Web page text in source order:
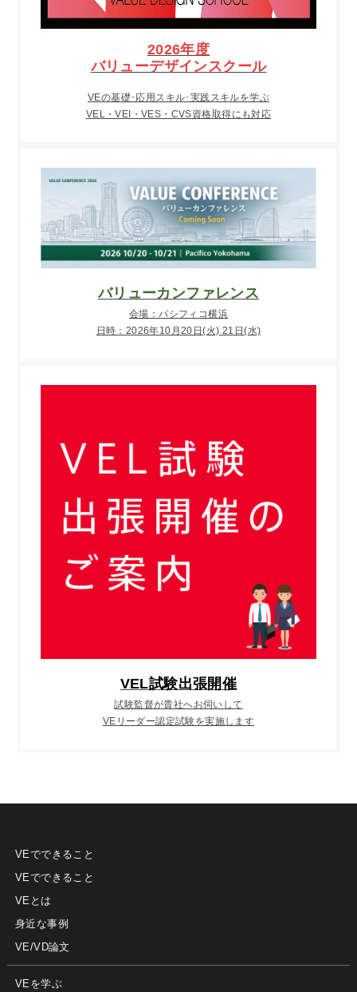
2026年度
バリューデザインスクール
VEの基礎･応用スキル･実践スキルを学ぶ
VEL・VEI・VES・CVS資格取得にも対応
バリューカンファレンス
会場：パシフィコ横浜
日時：2026年10月20日(火) 21日(水)
VEL試験出張開催
試験監督が貴社へお伺いして
VEリーダー認定試験を実施します
VEでできること
VEでできること
VEとは
身近な事例
VE/VD論文
VEを学ぶ